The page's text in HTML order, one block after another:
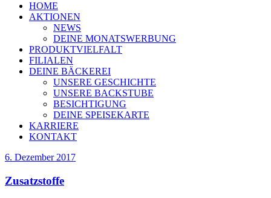
HOME
AKTIONEN
NEWS
DEINE MONATSWERBUNG
PRODUKTVIELFALT
FILIALEN
DEINE BÄCKEREI
UNSERE GESCHICHTE
UNSERE BACKSTUBE
BESICHTIGUNG
DEINE SPEISEKARTE
KARRIERE
KONTAKT
6. Dezember 2017
Zusatzstoffe